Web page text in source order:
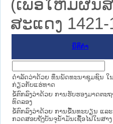
(ເພື່ອໃຫ້ມີຜົນ
ສະແດງ
ນິຕິກໍາ
ດຳລັດວ່າດ້ວຍ ທຶນພັດທະນາຊຸມຊົນ ໃ
ກ່ຽວກັບແຮ່ທາດ
ຂໍ້ຕົກລົງວ່າດ້ວຍ ການຮັບຮອງມາດຕະ
ທົດລອງ
ຂໍ້ຕົກລົງວ່າດ້ວຍ ການຂື້ນທະບຽນ ແລ
ກວດສອບຖັງບັນຈຸນ້ຳມັນເຊື້ອໄຟໃນສາ